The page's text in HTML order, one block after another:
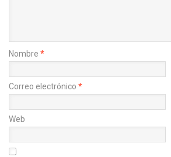
Nombre *
Correo electrónico *
Web